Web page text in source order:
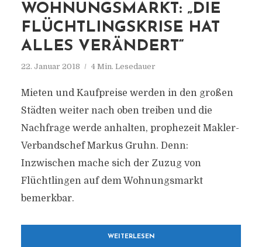
WOHNUNGSMARKT: „DIE
FLÜCHTLINGSKRISE HAT
ALLES VERÄNDERT“
22. Januar 2018 4 Min. Lesedauer
Mieten und Kaufpreise werden in den großen
Städten weiter nach oben treiben und die
Nachfrage werde anhalten, prophezeit Makler-
Verbandschef Markus Gruhn. Denn:
Inzwischen mache sich der Zuzug von
Flüchtlingen auf dem Wohnungsmarkt
bemerkbar.
WEITERLESEN